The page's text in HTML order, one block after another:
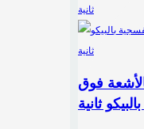
فوق
ثانية